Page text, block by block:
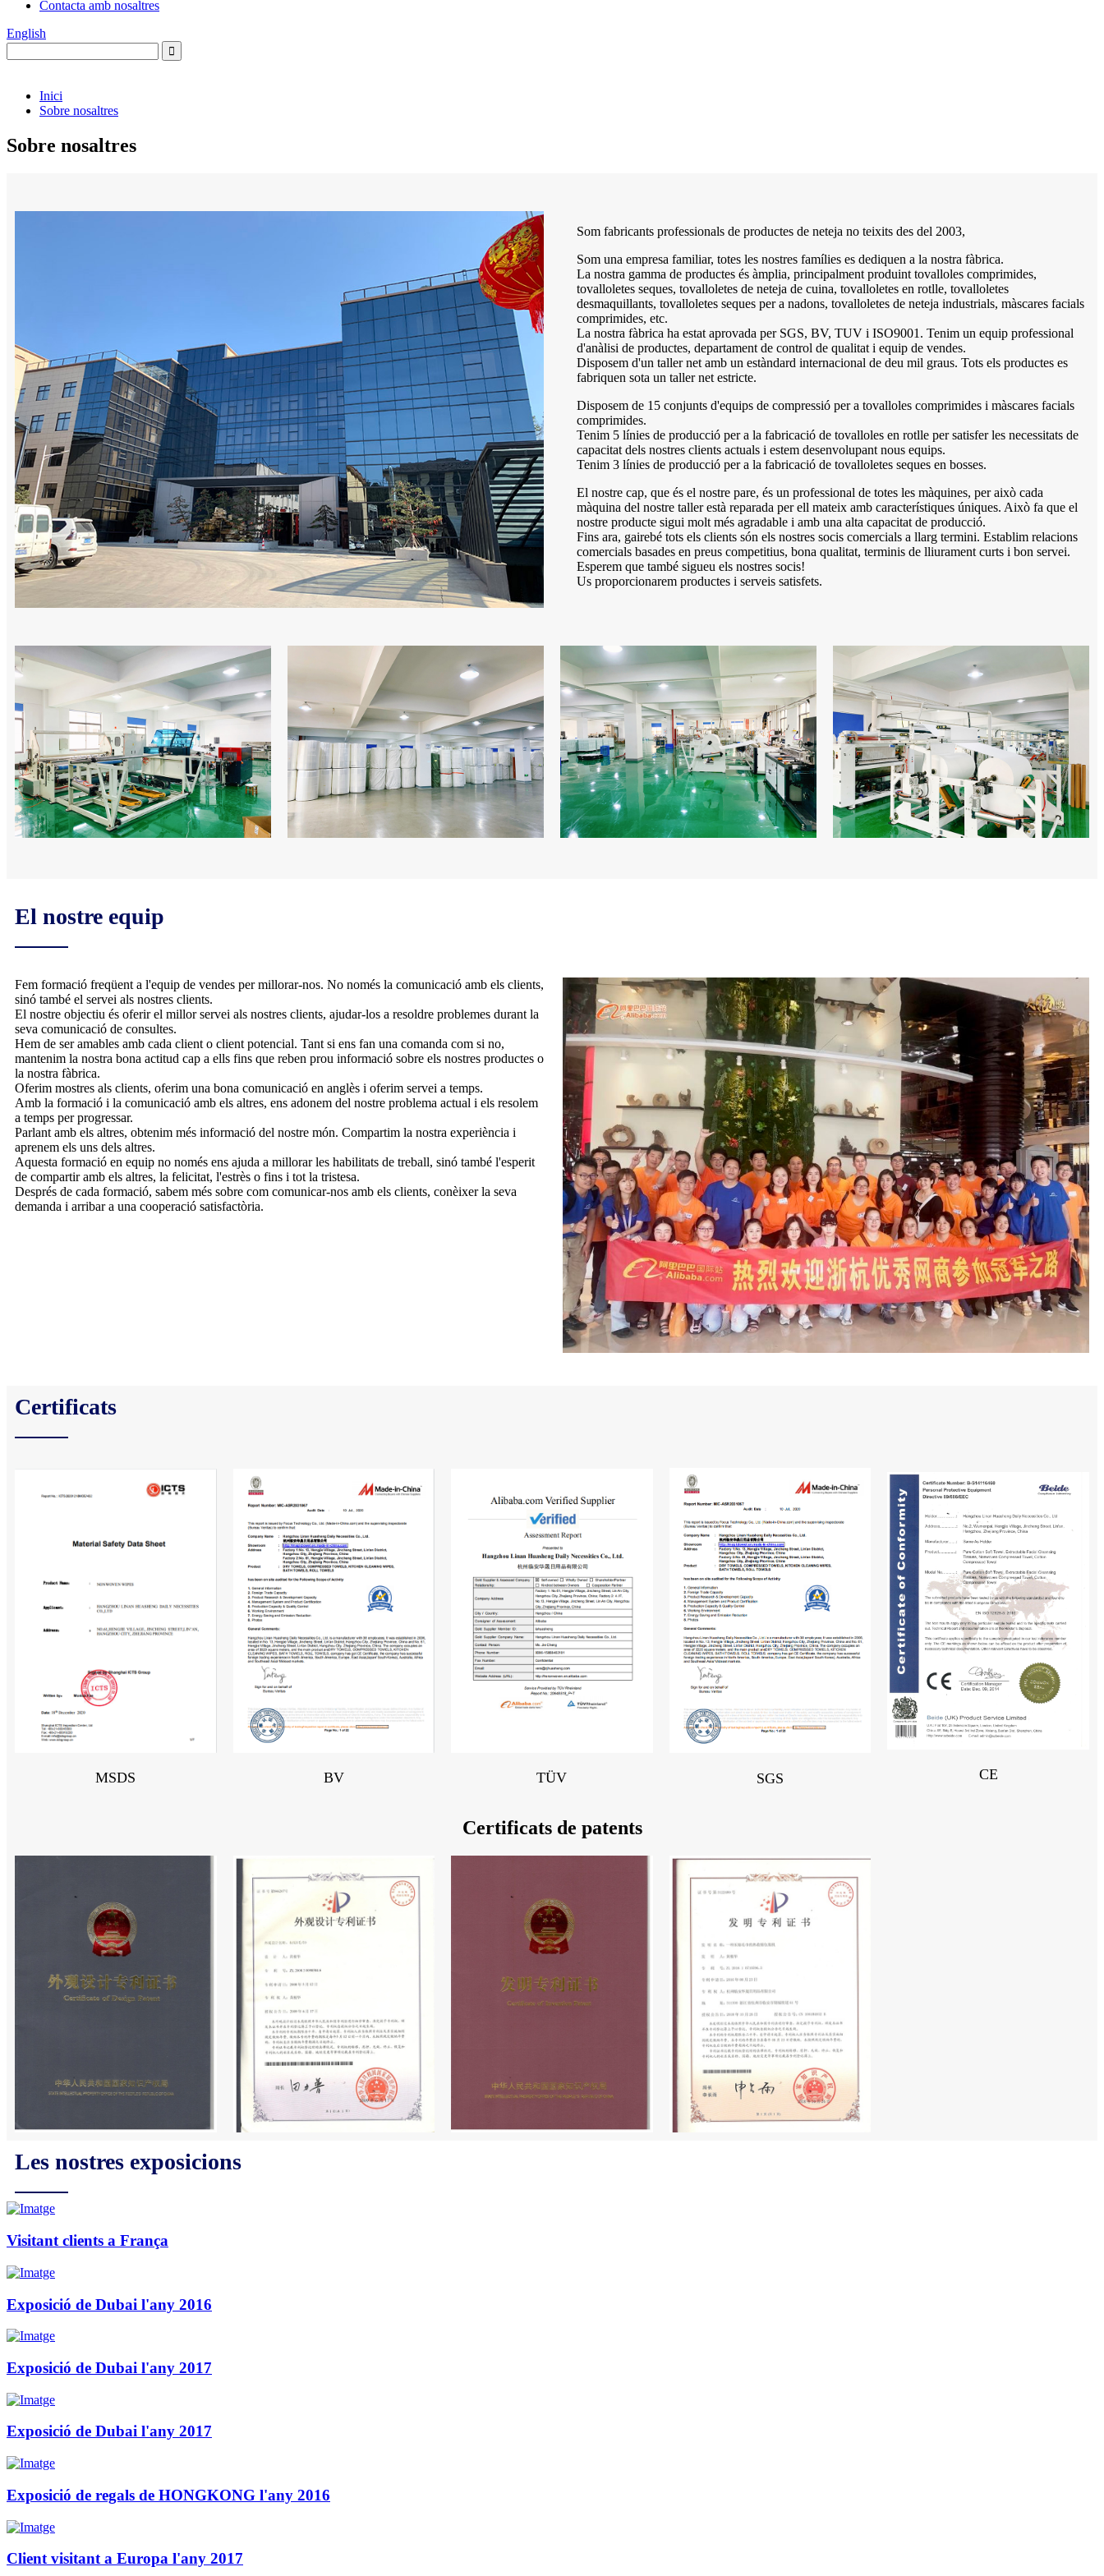
Contacta amb nosaltres
English
Inici
Sobre nosaltres
Sobre nosaltres
Som fabricants professionals de productes de neteja no teixits des del 2003,
Som una empresa familiar, totes les nostres famílies es dediquen a la nostra fàbrica.
La nostra gamma de productes és àmplia, principalment produint tovalloles comprimides,
tovalloletes seques, tovalloletes de neteja de cuina, tovalloletes en rotlle, tovalloletes
desmaquillants, tovalloletes seques per a nadons, tovalloletes de neteja industrials, màscares facials
comprimides, etc.
La nostra fàbrica ha estat aprovada per SGS, BV, TUV i ISO9001. Tenim un equip professional
d'anàlisi de productes, departament de control de qualitat i equip de vendes.
Disposem d'un taller net amb un estàndard internacional de deu mil graus. Tots els productes es
fabriquen sota un taller net estricte.
Disposem de 15 conjunts d'equips de compressió per a tovalloles comprimides i màscares facials
comprimides.
Tenim 5 línies de producció per a la fabricació de tovalloles en rotlle per satisfer les necessitats de
capacitat dels nostres clients actuals i estem desenvolupant nous equips.
Tenim 3 línies de producció per a la fabricació de tovalloletes seques en bosses.
El nostre cap, que és el nostre pare, és un professional de totes les màquines, per això cada
màquina del nostre taller està reparada per ell mateix amb característiques úniques. Això fa que el
nostre producte sigui molt més agradable i amb una alta capacitat de producció.
Fins ara, gairebé tots els clients són els nostres socis comercials a llarg termini. Establim relacions
comercials basades en preus competitius, bona qualitat, terminis de lliurament curts i bon servei.
Esperem que també sigueu els nostres socis!
Us proporcionarem productes i serveis satisfets.
El nostre equip
Fem formació freqüent a l'equip de vendes per millorar-nos. No només la comunicació amb els clients,
sinó també el servei als nostres clients.
El nostre objectiu és oferir el millor servei als nostres clients, ajudar-los a resoldre problemes durant la
seva comunicació de consultes.
Hem de ser amables amb cada client o client potencial. Tant si ens fan una comanda com si no,
mantenim la nostra bona actitud cap a ells fins que reben prou informació sobre els nostres productes o
la nostra fàbrica.
Oferim mostres als clients, oferim una bona comunicació en anglès i oferim servei a temps.
Amb la formació i la comunicació amb els altres, ens adonem del nostre problema actual i els resolem
a temps per progressar.
Parlant amb els altres, obtenim més informació del nostre món. Compartim la nostra experiència i
aprenem els uns dels altres.
Aquesta formació en equip no només ens ajuda a millorar les habilitats de treball, sinó també l'esperit
de compartir amb els altres, la felicitat, l'estrès o fins i tot la tristesa.
Després de cada formació, sabem més sobre com comunicar-nos amb els clients, conèixer la seva
demanda i arribar a una cooperació satisfactòria.
Certificats
MSDS BV TÜV SGS CE
Certificats de patents
Les nostres exposicions
Visitant clients a França
Exposició de Dubai l'any 2016
Exposició de Dubai l'any 2017
Exposició de Dubai l'any 2017
Exposició de regals de HONGKONG l'any 2016
Client visitant a Europa l'any 2017